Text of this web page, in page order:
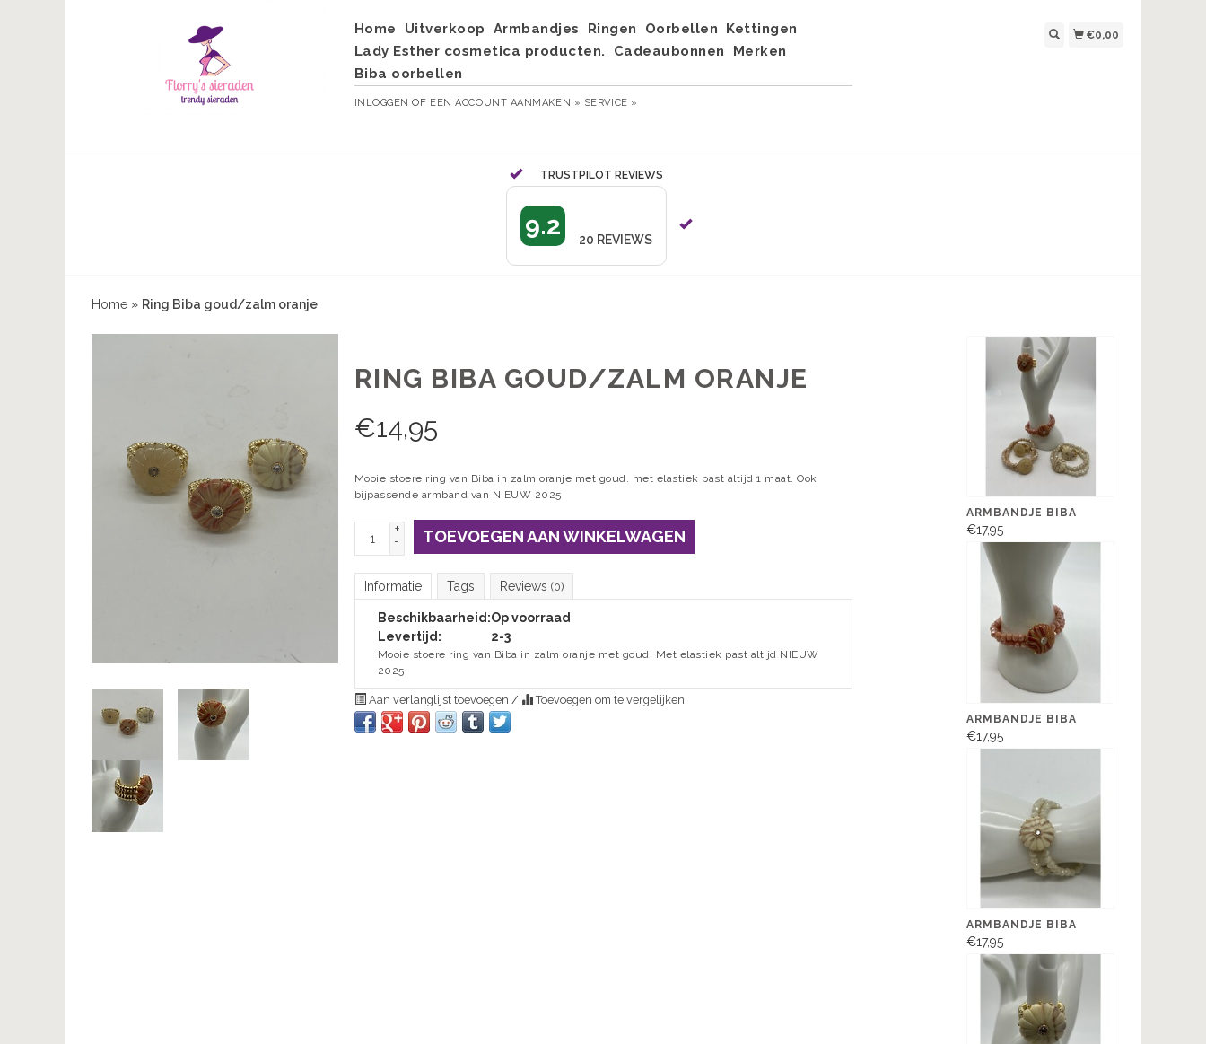
Home Uitverkoop Armbandjes Ringen Oorbellen
Kettingen
Lady Esther cosmetica producten.
Cadeaubonnen
Merken
Biba oorbellen
INLOGGEN OF EEN ACCOUNT AANMAKEN » SERVICE »
€0,00
TRUSTPILOT REVIEWS
9.2 20 REVIEWS
Home » Ring Biba goud/zalm oranje
RING BIBA GOUD/ZALM ORANJE
€14,95
Mooie stoere ring van Biba in zalm oranje met goud. met elastiek past altijd 1 maat. Ook
bijpassende armband van NIEUW 2025
+
-
TOEVOEGEN AAN WINKELWAGEN
Informatie Tags Reviews (0)
Beschikbaarheid:Op voorraad
Levertijd:
2-3
Mooie stoere ring van Biba in zalm oranje met goud. Met elastiek past altijd NIEUW
2025
Aan verlanglijst toevoegen / Toevoegen om te vergelijken
ARMBANDJE BIBA
€17,95
ARMBANDJE BIBA
€17,95
ARMBANDJE BIBA
€17,95